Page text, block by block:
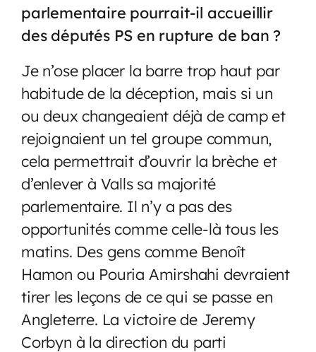
parlementaire pourrait-il accueillir
des députés PS en rupture de ban ?
Je n’ose placer la barre trop haut par
habitude de la déception, mais si un
ou deux changeaient déjà de camp et
rejoignaient un tel groupe commun,
cela permettrait d’ouvrir la brèche et
d’enlever à Valls sa majorité
parlementaire. Il n’y a pas des
opportunités comme celle-là tous les
matins. Des gens comme Benoît
Hamon ou Pouria Amirshahi devraient
tirer les leçons de ce qui se passe en
Angleterre. La victoire de Jeremy
Corbyn à la direction du parti